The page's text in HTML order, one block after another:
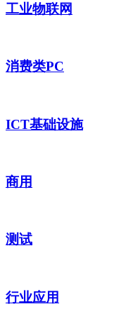
工业物联网
消费类PC
ICT基础设施
商用
测试
行业应用